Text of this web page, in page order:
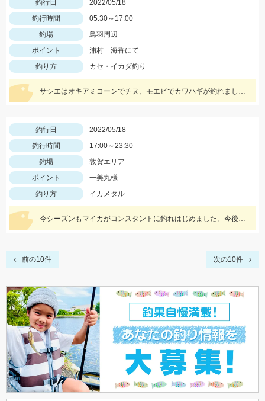
釣行日
2022/05/18
釣行時間
05:30～17:00
釣場
鳥羽周辺
ポイント
浦村 海香にて
釣り方
カセ・イカダ釣り
サシエはオキアミコーンでチヌ、モエビでカワハギが釣れました！
釣行日
2022/05/18
釣行時間
17:00～23:30
釣場
敦賀エリア
ポイント
一美丸様
釣り方
イカメタル
今シーズンもマイカがコンスタントに釣れはじめました。今後さらに期待できるので是非釣りに行ってみてください！
前の10件 次の10件